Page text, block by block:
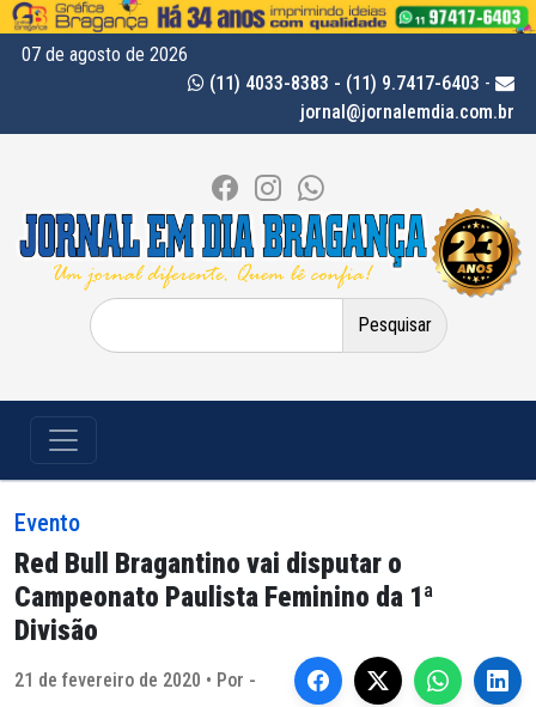
07 de agosto de 2026
(11) 4033-8383 - (11) 9.7417-6403 -
jornal@jornalemdia.com.br
Pesquisar
por:
Evento
Red Bull Bragantino vai disputar o
Campeonato Paulista Feminino da 1ª
Divisão
21 de fevereiro de 2020 • Por -